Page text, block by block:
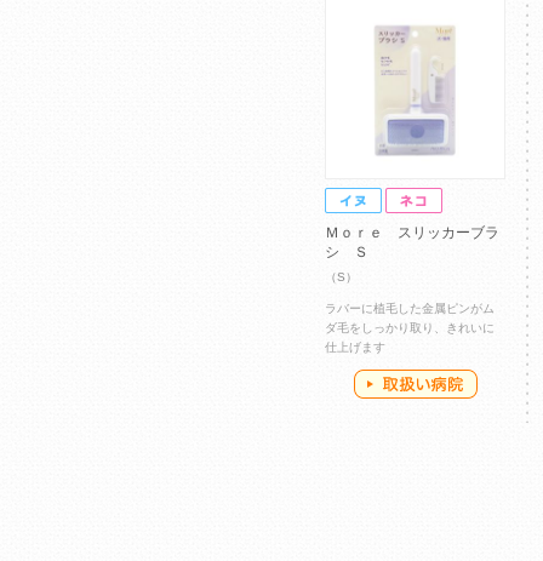
Ｍｏｒｅ スリッカーブラ
シ Ｓ
（S）
ラバーに植毛した金属ピンがム
ダ毛をしっかり取り、きれいに
仕上げます